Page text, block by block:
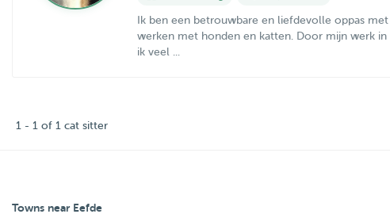
Ik ben een betrouwbare en liefdevolle oppas
werken met honden en katten. Door mijn werk in
ik veel ...
1 - 1 of 1 cat sitter
Towns near Eefde